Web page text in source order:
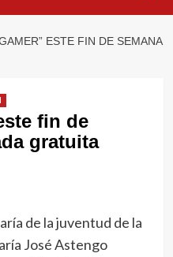
ESTE FIN DE SEMANA
fin de
gratuita
de la juventud de la
José Astengo